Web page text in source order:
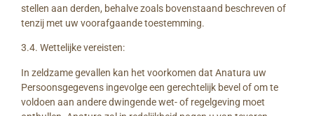
stellen aan derden, behalve zoals bovenstaand beschreven of
tenzij met uw voorafgaande toestemming.
3.4. Wettelijke vereisten:
In zeldzame gevallen kan het voorkomen dat Anatura uw
Persoonsgegevens ingevolge een gerechtelijk bevel of om te
voldoen aan andere dwingende wet- of regelgeving moet